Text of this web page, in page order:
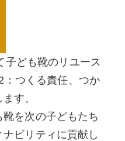
子ども靴のリユース
：つくる責任、つか
す。
を次の子どもたち
ビリティに貢献し